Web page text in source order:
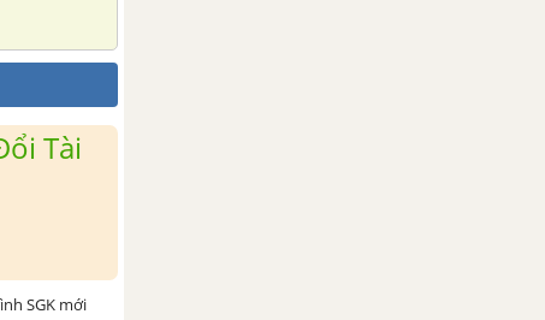
Tài
SGK mới